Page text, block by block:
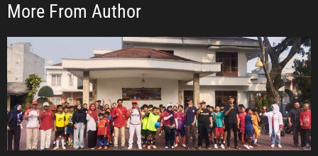
More From Author